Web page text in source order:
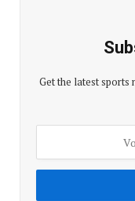
Get the latest sports